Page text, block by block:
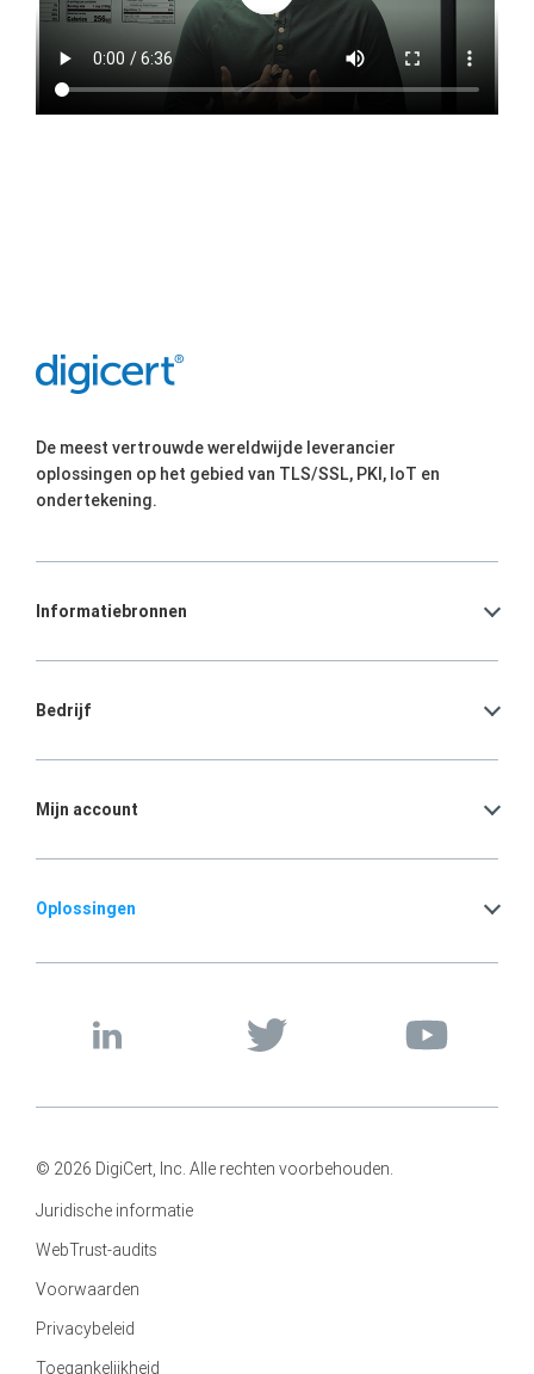
De meest vertrouwde wereldwijde leverancier
oplossingen op het gebied van TLS/SSL, PKI, IoT en
ondertekening.
Informatiebronnen
Bedrijf
Mijn account
Oplossingen
© 2026 DigiCert, Inc. Alle rechten voorbehouden.
Juridische informatie
WebTrust-audits
Voorwaarden
Privacybeleid
Toegankelijkheid